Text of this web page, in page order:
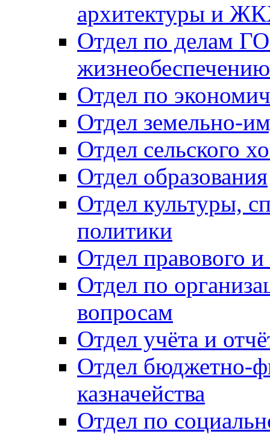
архитектуры и
Отдел по делам
Отдел по
Отдел земельно-
Отдел сельского
Отдел образования
Отдел культуры,
политики
Отдел правового
Отдел по
вопросам
Отдел учёта и
Отдел бюджетно-
казначейства
Отдел по